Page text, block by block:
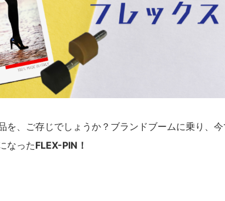
を、ご存じでしょうか？ブランドブームに乗り、
なったFLEX-PIN！